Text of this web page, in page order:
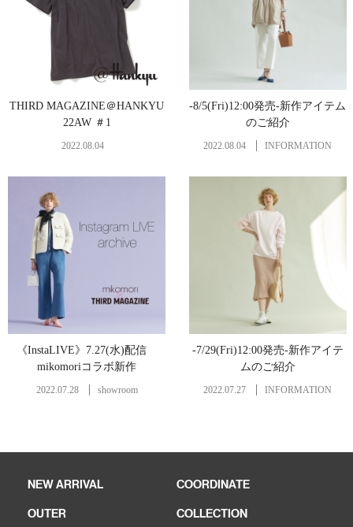
THIRD MAGAZINE＠HANKYU
22AW ＃1
2022.08.04
-8/5(Fri)12:00発売-新作アイテム
のご紹介
2022.08.04 INFORMATION
《InstaLIVE》7.27(水)配信
mikomoriコラボ新作
2022.07.28 showroom
-7/29(Fri)12:00発売-新作アイテ
ムのご紹介
2022.07.27 INFORMATION
NEW ARRIVAL
OUTER
COORDINATE
COLLECTION